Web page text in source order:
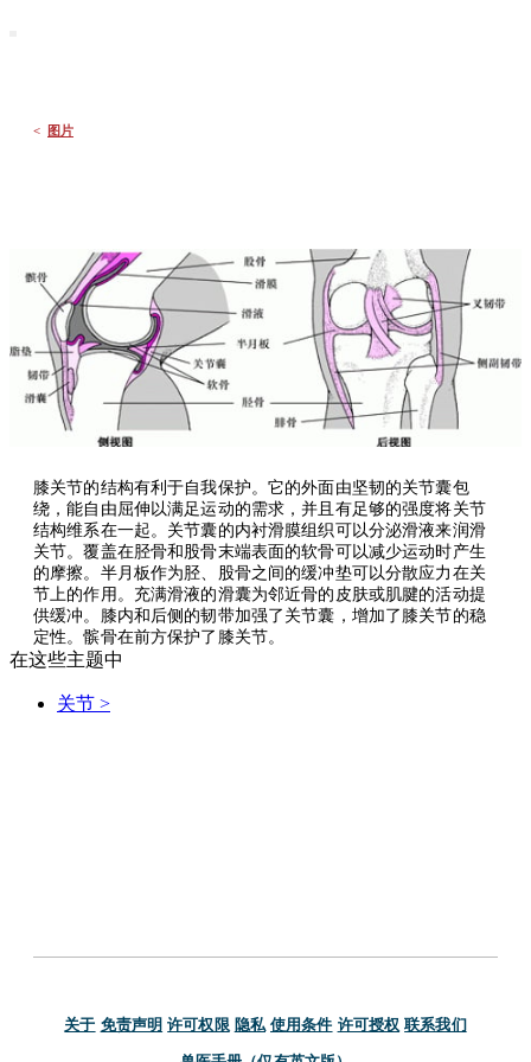
< 图片
膝关节的结构有利于自我保护。它的外面由坚韧的关节囊包
绕，能自由屈伸以满足运动的需求，并且有足够的强度将关节
结构维系在一起。关节囊的内衬滑膜组织可以分泌滑液来润滑
关节。覆盖在胫骨和股骨末端表面的软骨可以减少运动时产生
的摩擦。半月板作为胫、股骨之间的缓冲垫可以分散应力在关
节上的作用。充满滑液的滑囊为邻近骨的皮肤或肌腱的活动提
供缓冲。膝内和后侧的韧带加强了关节囊，增加了膝关节的稳
定性。髌骨在前方保护了膝关节。
在这些主题中
关节 >
关于 免责声明 许可权限 隐私 使用条件 许可授权 联系我们